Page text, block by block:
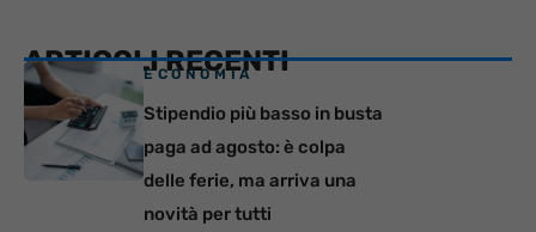
ARTICOLI RECENTI
ECONOMIA
Stipendio più basso in busta
paga ad agosto: è colpa
delle ferie, ma arriva una
novità per tutti